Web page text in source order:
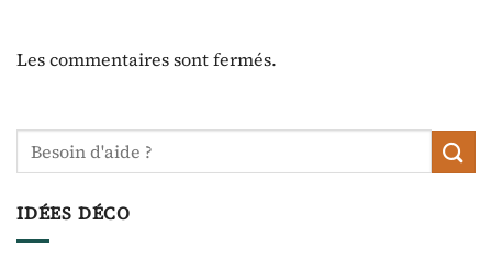
Les commentaires sont fermés.
IDÉES DÉCO